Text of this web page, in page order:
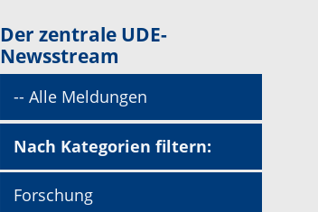
Der zentrale UDE-
Newsstream
-- Alle Meldungen
Nach Kategorien filtern:
Forschung